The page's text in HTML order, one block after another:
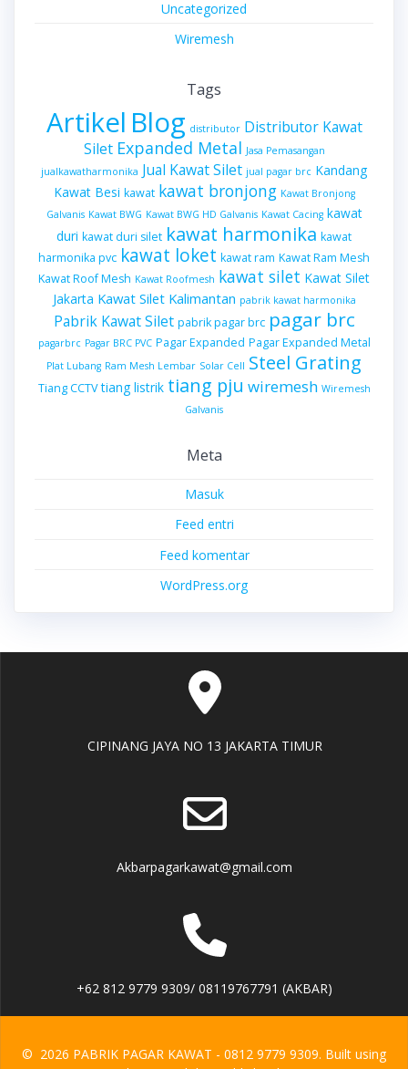
Uncategorized
Wiremesh
Tags
Artikel Blog distributor Distributor Kawat
Silet Expanded Metal Jasa Pemasangan
jualkawatharmonika Jual Kawat Silet jual pagar brc Kandang
Kawat Besi kawat kawat bronjong Kawat Bronjong
Galvanis Kawat BWG Kawat BWG HD Galvanis Kawat Cacing kawat
duri kawat duri silet kawat harmonika kawat
harmonika pvc kawat loket kawat ram Kawat Ram Mesh
Kawat Roof Mesh Kawat Roofmesh kawat silet Kawat Silet
Jakarta Kawat Silet Kalimantan pabrik kawat harmonika
Pabrik Kawat Silet pabrik pagar brc pagar brc
pagarbrc Pagar BRC PVC Pagar Expanded Pagar Expanded Metal
Plat Lubang Ram Mesh Lembar Solar Cell Steel Grating
Tiang CCTV tiang listrik tiang pju wiremesh Wiremesh
Galvanis
Meta
Masuk
Feed entri
Feed komentar
WordPress.org
CIPINANG JAYA NO 13 JAKARTA TIMUR
Akbarpagarkawat@gmail.com
+62 812 9779 9309/ 08119767791 (AKBAR)
© 2026 PABRIK PAGAR KAWAT - 0812 9779 9309. Built using